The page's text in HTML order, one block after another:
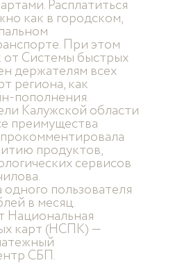
Расплатиться
как в городском,
При этом
Системы быстрых
держателям всех
региона, как
пополнения.
Калужской области
преимущества
продуктов,
сервисов
пользователя
в месяц.
карт (НСПК) —
СБП.